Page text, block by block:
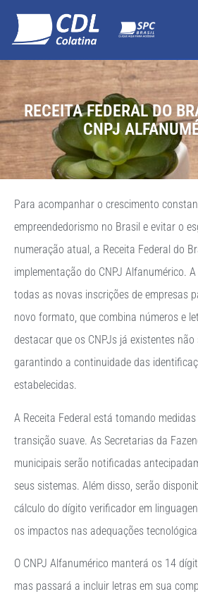
RECEITA FEDERAL DO
CNPJ
Para acompanhar o crescimento
empreendedorismo no Brasil e evitar o
numeração atual, a Receita Federal do
implementação do CNPJ Alfanumérico.
todas as novas inscrições de empresas
novo formato, que combina números e
destacar que os CNPJs já existentes
garantindo a continuidade das
estabelecidas.
A Receita Federal está tomando
transição suave. As Secretarias da
municipais serão notificadas
seus sistemas. Além disso, serão
cálculo do dígito verificador em
os impactos nas adequações
O CNPJ Alfanumérico manterá os 14
mas passará a incluir letras em sua